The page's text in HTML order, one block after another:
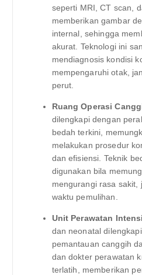
seperti MRI, CT scan,
memberikan gambar
internal, sehingga
akurat. Teknologi ini
mendiagnosis kondisi
mempengaruhi otak,
perut.
Ruang Operasi
dilengkapi dengan
bedah terkini,
melakukan prosedur
dan efisiensi. Teknik
digunakan bila
mengurangi rasa sakit,
waktu pemulihan.
Unit Perawatan
dan neonatal
pemantauan canggih
dan dokter perawatan
terlatih, memberikan